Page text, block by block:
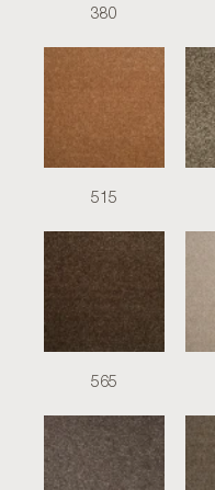
380
515
565